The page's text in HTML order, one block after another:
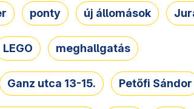
ponty új állomások
LEGO meghallgatás
Ganz utca 13-15. Petőfi Sándor